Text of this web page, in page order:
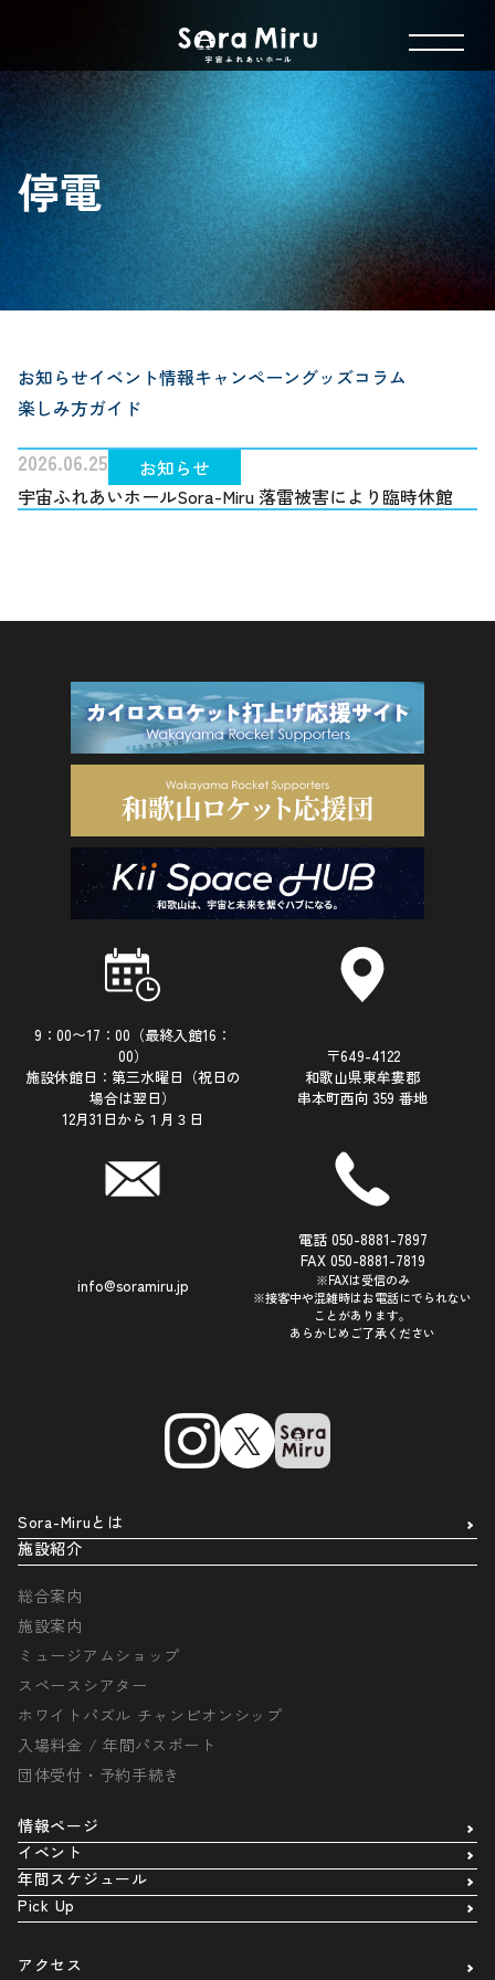
停電
お知らせイベント情報キャンペーングッズコラム
楽しみ方ガイド
2026.06.25
お知らせ
宇宙ふれあいホールSora-Miru 落雷被害により臨時休館
9：00〜17：00（最終入館16：
00）
施設休館日：第三水曜日（祝日の
場合は翌日）
12月31日から１月３日
〒649-4122
和歌山県東牟婁郡
串本町西向 359 番地
info@soramiru.jp
電話 050-8881-7897
FAX 050-8881-7819
※FAXは受信のみ
※接客中や混雑時はお電話にでられない
ことがあります。
あらかじめご了承ください
Sora-Miruとは
施設紹介
総合案内
施設案内
ミュージアムショップ
スペースシアター
ホワイトパズル チャンピオンシップ
入場料金 / 年間パスポート
団体受付・予約手続き
情報ページ
イベント
年間スケジュール
Pick Up
アクセス